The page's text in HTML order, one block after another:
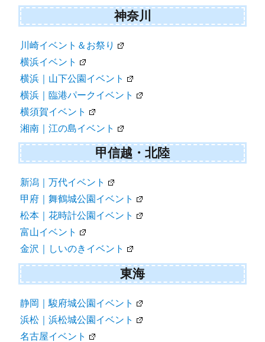
神奈川
川崎イベント＆お祭り
横浜イベント
横浜｜山下公園イベント
横浜｜臨港パークイベント
横須賀イベント
湘南｜江の島イベント
甲信越・北陸
新潟｜万代イベント
甲府｜舞鶴城公園イベント
松本｜花時計公園イベント
富山イベント
金沢｜しいのきイベント
東海
静岡｜駿府城公園イベント
浜松｜浜松城公園イベント
名古屋イベント